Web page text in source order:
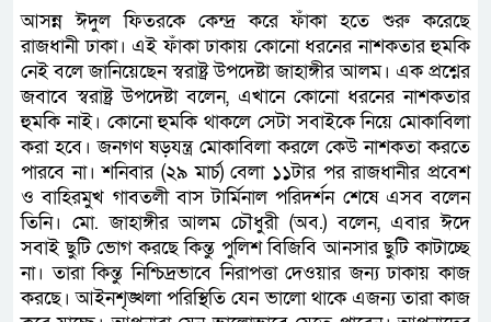
আসন্ন ঈদুল ফিতরকে কেন্দ্র করে ফাঁকা হতে শুরু করেছে
রাজধানী ঢাকা। এই ফাঁকা ঢাকায় কোনো ধরনের নাশকতার হুমকি
নেই বলে জানিয়েছেন স্বরাষ্ট্র উপদেষ্টা জাহাঙ্গীর আলম। এক প্রশ্নের
জবাবে স্বরাষ্ট্র উপদেষ্টা বলেন, এখানে কোনো ধরনের নাশকতার
হুমকি নাই। কোনো হুমকি থাকলে সেটা সবাইকে নিয়ে মোকাবিলা
করা হবে। জনগণ ষড়যন্ত্র মোকাবিলা করলে কেউ নাশকতা করতে
পারবে না। শনিবার (২৯ মার্চ) বেলা ১১টার পর রাজধানীর প্রবেশ
ও বাহিরমুখ গাবতলী বাস টার্মিনাল পরিদর্শন শেষে এসব বলেন
তিনি। মো. জাহাঙ্গীর আলম চৌধুরী (অব.) বলেন, এবার ঈদে
সবাই ছুটি ভোগ করছে কিন্তু পুলিশ বিজিবি আনসার ছুটি কাটাচ্ছে
না। তারা কিন্তু নিশ্চিদ্রভাবে নিরাপত্তা দেওয়ার জন্য ঢাকায় কাজ
করছে। আইনশৃঙ্খলা পরিস্থিতি যেন ভালো থাকে এজন্য তারা কাজ